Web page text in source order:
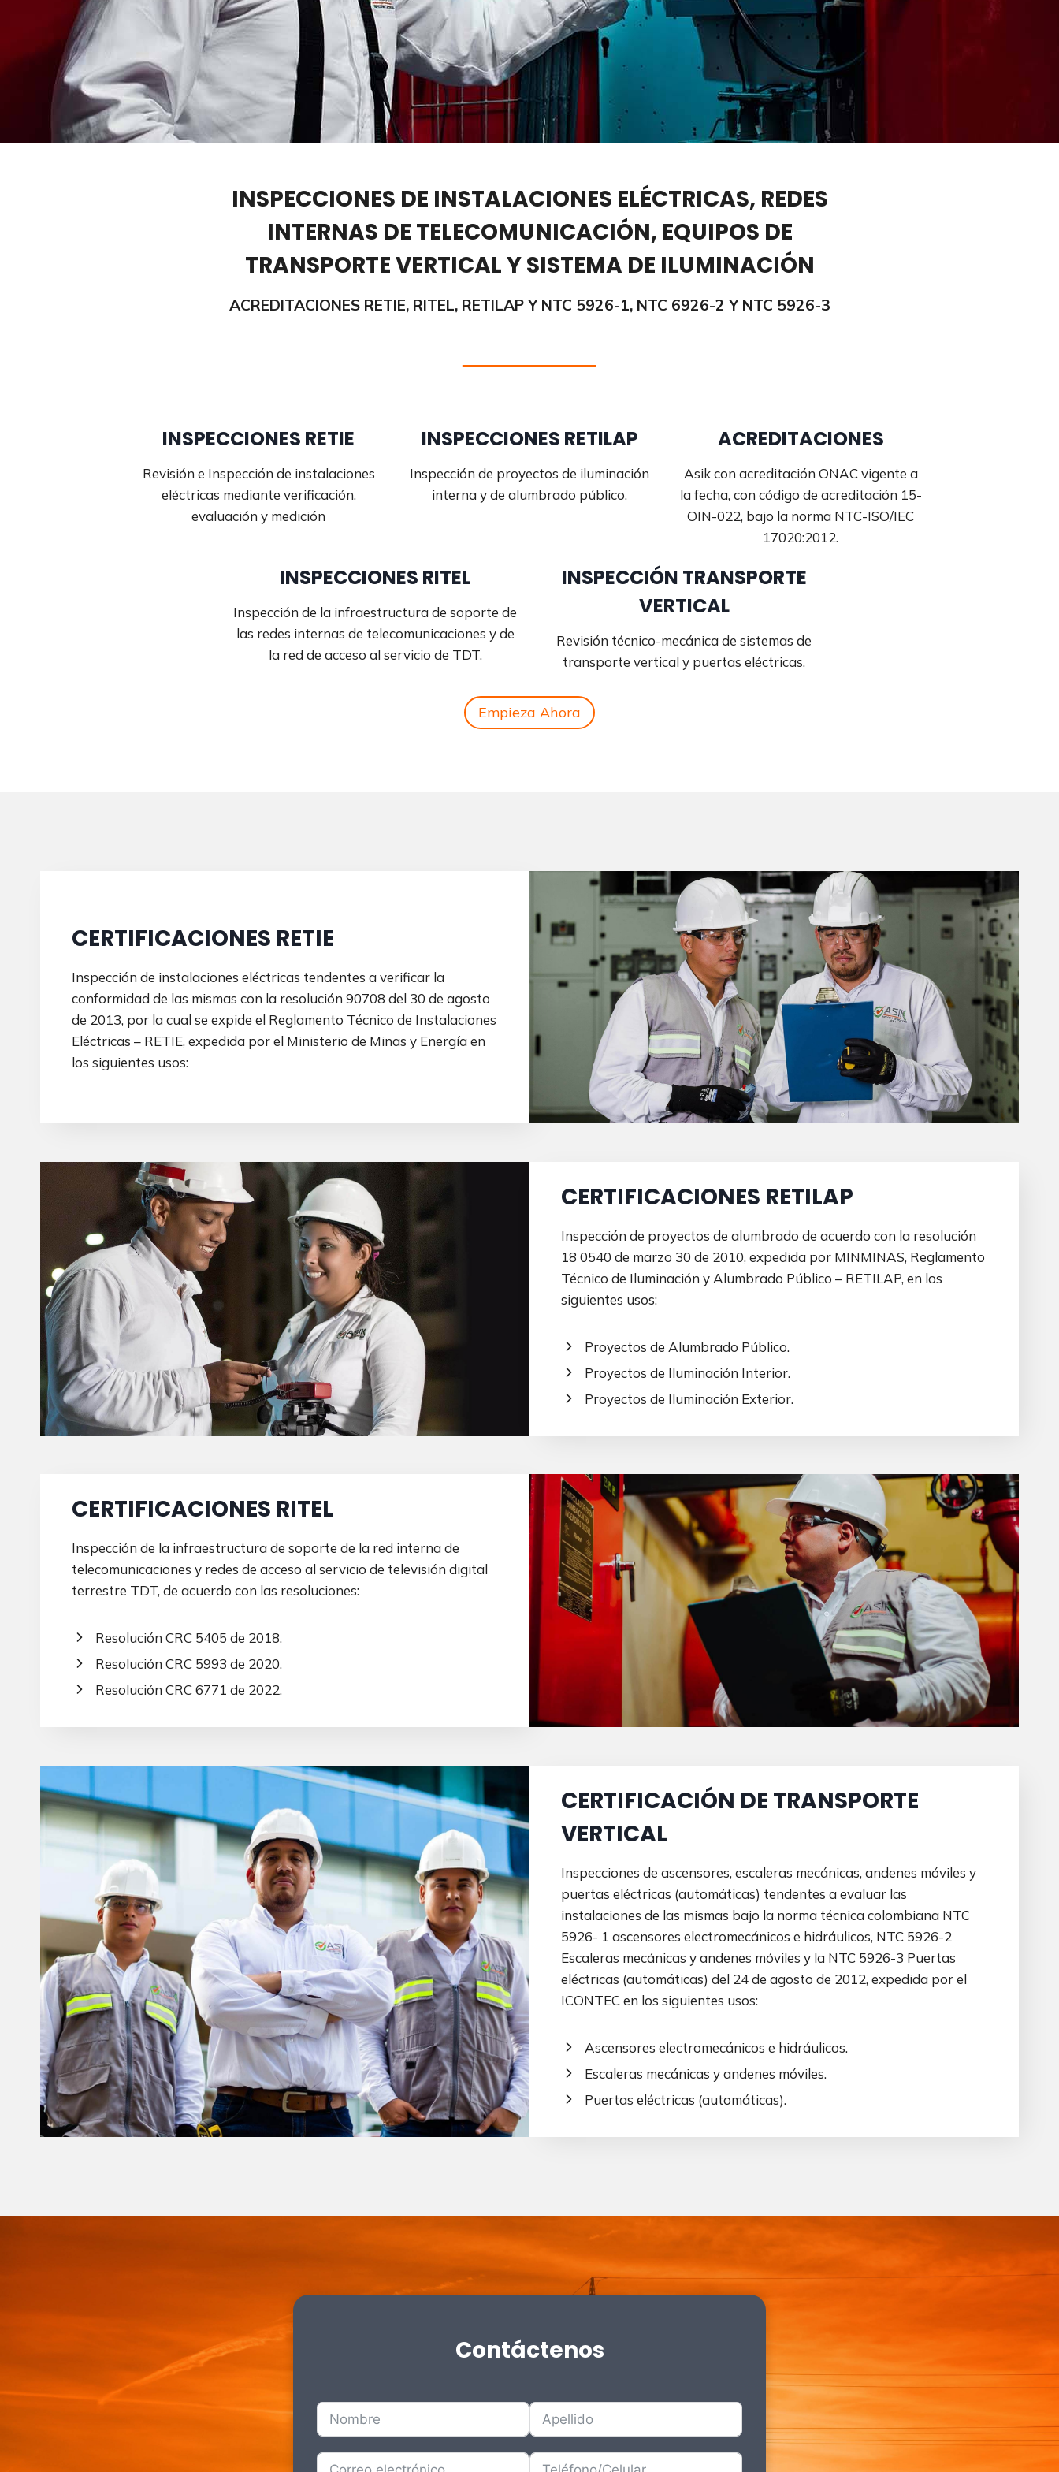
INSPECCIONES DE INSTALACIONES ELÉCTRICAS, REDES
INTERNAS DE TELECOMUNICACIÓN, EQUIPOS DE
TRANSPORTE VERTICAL Y SISTEMA DE ILUMINACIÓN
ACREDITACIONES RETIE, RITEL, RETILAP Y NTC 5926-1, NTC 6926-2 Y NTC 5926-3
INSPECCIONES RETIE
Revisión e Inspección de instalaciones
eléctricas mediante verificación,
evaluación y medición
INSPECCIONES RETILAP
Inspección de proyectos de iluminación
interna y de alumbrado público.
ACREDITACIONES
Asik con acreditación ONAC vigente a
la fecha, con código de acreditación 15-
OIN-022, bajo la norma NTC-ISO/IEC
17020:2012.
INSPECCIONES RITEL
Inspección de la infraestructura de soporte de
las redes internas de telecomunicaciones y de
la red de acceso al servicio de TDT.
INSPECCIÓN TRANSPORTE
VERTICAL
Revisión técnico-mecánica de sistemas de
transporte vertical y puertas eléctricas.
Empieza Ahora
CERTIFICACIONES RETIE
Inspección de instalaciones eléctricas tendentes a verificar la
conformidad de las mismas con la resolución 90708 del 30 de agosto
de 2013, por la cual se expide el Reglamento Técnico de Instalaciones
Eléctricas – RETIE, expedida por el Ministerio de Minas y Energía en
los siguientes usos:
CERTIFICACIONES RETILAP
Inspección de proyectos de alumbrado de acuerdo con la resolución
18 0540 de marzo 30 de 2010, expedida por MINMINAS, Reglamento
Técnico de Iluminación y Alumbrado Público – RETILAP, en los
siguientes usos:
Proyectos de Alumbrado Público.
Proyectos de Iluminación Interior.
Proyectos de Iluminación Exterior.
CERTIFICACIONES RITEL
Inspección de la infraestructura de soporte de la red interna de
telecomunicaciones y redes de acceso al servicio de televisión digital
terrestre TDT, de acuerdo con las resoluciones:
Resolución CRC 5405 de 2018.
Resolución CRC 5993 de 2020.
Resolución CRC 6771 de 2022.
CERTIFICACIÓN DE TRANSPORTE
VERTICAL
Inspecciones de ascensores, escaleras mecánicas, andenes móviles y
puertas eléctricas (automáticas) tendentes a evaluar las
instalaciones de las mismas bajo la norma técnica colombiana NTC
5926- 1 ascensores electromecánicos e hidráulicos, NTC 5926-2
Escaleras mecánicas y andenes móviles y la NTC 5926-3 Puertas
eléctricas (automáticas) del 24 de agosto de 2012, expedida por el
ICONTEC en los siguientes usos:
Ascensores electromecánicos e hidráulicos.
Escaleras mecánicas y andenes móviles.
Puertas eléctricas (automáticas).
Contáctenos